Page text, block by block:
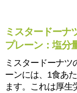
ミスタードーナ
プレーン：塩分
ミスタードーナツ
ーンには、1食あ
ます。これは厚生